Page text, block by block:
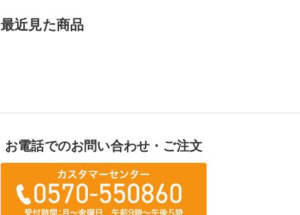
最近見た商品
お電話でのお問い合わせ・ご注文